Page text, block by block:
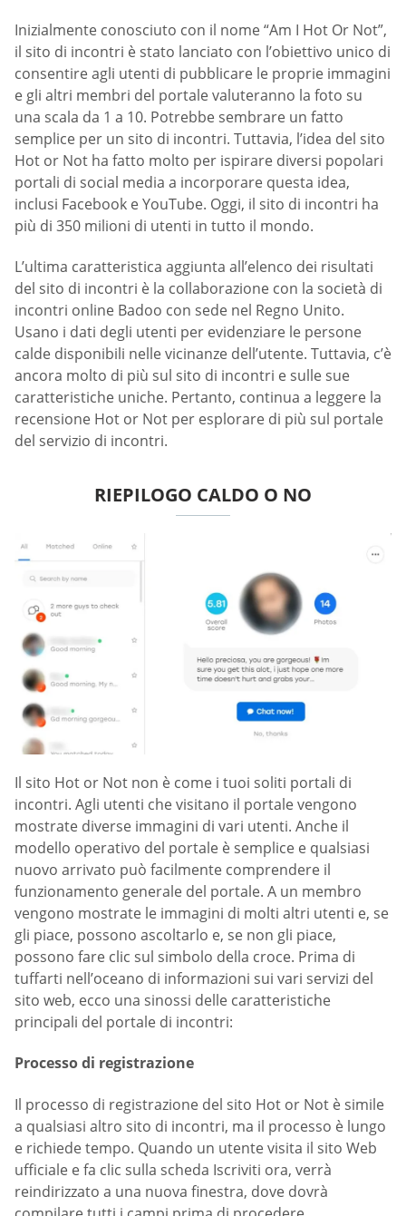
Inizialmente conosciuto con il nome “Am I Hot Or Not”,
il sito di incontri è stato lanciato con l’obiettivo unico di
consentire agli utenti di pubblicare le proprie immagini
e gli altri membri del portale valuteranno la foto su
una scala da 1 a 10. Potrebbe sembrare un fatto
semplice per un sito di incontri. Tuttavia, l’idea del sito
Hot or Not ha fatto molto per ispirare diversi popolari
portali di social media a incorporare questa idea,
inclusi Facebook e YouTube. Oggi, il sito di incontri ha
più di 350 milioni di utenti in tutto il mondo.
L’ultima caratteristica aggiunta all’elenco dei risultati
del sito di incontri è la collaborazione con la società di
incontri online Badoo con sede nel Regno Unito.
Usano i dati degli utenti per evidenziare le persone
calde disponibili nelle vicinanze dell’utente. Tuttavia, c’è
ancora molto di più sul sito di incontri e sulle sue
caratteristiche uniche. Pertanto, continua a leggere la
recensione Hot or Not per esplorare di più sul portale
del servizio di incontri.
RIEPILOGO CALDO O NO
Il sito Hot or Not non è come i tuoi soliti portali di
incontri. Agli utenti che visitano il portale vengono
mostrate diverse immagini di vari utenti. Anche il
modello operativo del portale è semplice e qualsiasi
nuovo arrivato può facilmente comprendere il
funzionamento generale del portale. A un membro
vengono mostrate le immagini di molti altri utenti e, se
gli piace, possono ascoltarlo e, se non gli piace,
possono fare clic sul simbolo della croce. Prima di
tuffarti nell’oceano di informazioni sui vari servizi del
sito web, ecco una sinossi delle caratteristiche
principali del portale di incontri:
Processo di registrazione
Il processo di registrazione del sito Hot or Not è simile
a qualsiasi altro sito di incontri, ma il processo è lungo
e richiede tempo. Quando un utente visita il sito Web
ufficiale e fa clic sulla scheda Iscriviti ora, verrà
reindirizzato a una nuova finestra, dove dovrà